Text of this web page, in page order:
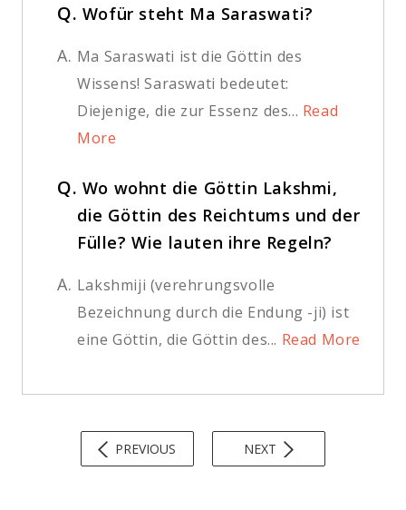
Q. Wofür steht Ma Saraswati?
A. Ma Saraswati ist die Göttin des
Wissens! Saraswati bedeutet:
Diejenige, die zur Essenz des... Read
More
Q. Wo wohnt die Göttin Lakshmi,
die Göttin des Reichtums und der
Fülle? Wie lauten ihre Regeln?
A. Lakshmiji (verehrungsvolle
Bezeichnung durch die Endung -ji) ist
eine Göttin, die Göttin des... Read More
PREVIOUS NEXT